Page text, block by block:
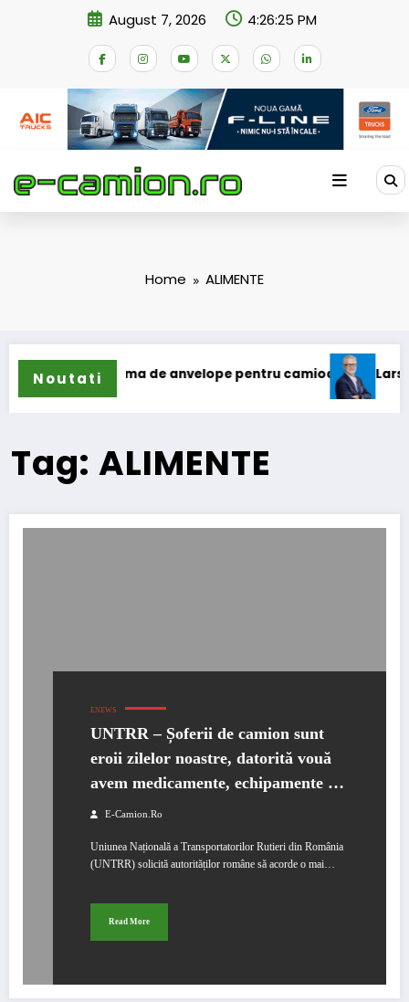
August 7, 2026 4:26:25 PM
Home ALIMENTE
Noutati
extinde gama de anvelope pentru camioane Lars
Tag: ALIMENTE
ENEWS
UNTRR – Șoferii de camion sunt
eroii zilelor noastre, datorită vouă
avem medicamente, echipamente și
alimente
E-Camion.ro
Uniunea Națională a Transportatorilor Rutieri din România
(UNTRR) solicită autorităților române să acorde o mai…
Read More